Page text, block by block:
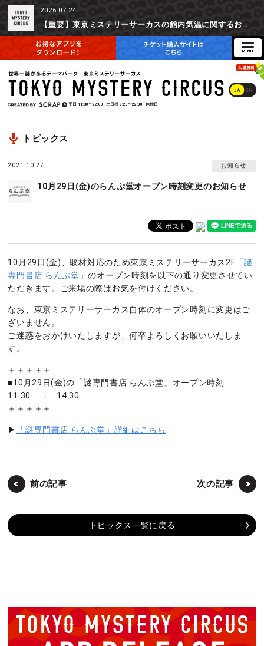
2026.07.24
【重要】東京ミステリーサーカスの館内気温に関するお詫びとご参加辞退時の返金対応について
JA EN
平日 11:30〜22:00 土日祝 9:20〜22:00 休館日
トピックス
2021.10.27 お知らせ
10月29日(金)のらんぷ堂オープン時刻変更のお知らせ
10月29日(金)、取材対応のため東京ミステリーサーカス2F 「謎
専門書店 らんぷ堂」のオープン時刻を以下の通り変更させてい
ただきます。ご来場の際はお気を付けください。
なお、東京ミステリーサーカス自体のオープン時刻に変更はご
ざいません。
ご迷惑をおかけいたしますが、何卒よろしくお願いいたしま
す。
＋＋＋＋＋
■10月29日(金)の「謎専門書店 らんぷ堂」オープン時刻
11:30 → 14:30
＋＋＋＋＋
▶ 「謎専門書店 らんぷ堂」詳細はこちら
前の記事 次の記事
トピックス一覧に戻る